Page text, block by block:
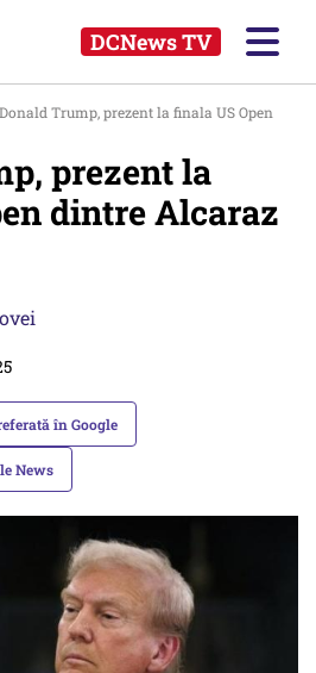
DCNews TV
Donald Trump, prezent la finala US Open
prezent la
dintre Alcaraz
în Google
News